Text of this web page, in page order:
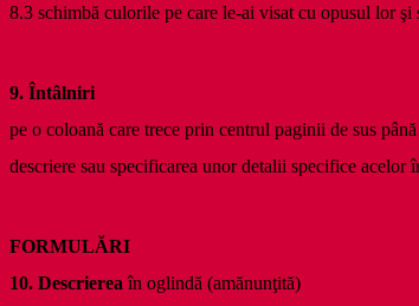
8.3 schimbă culorile pe care le-ai visat cu opusul lor
9. Întâlniri
pe o coloană care trece prin centrul paginii de sus
descriere sau specificarea unor detalii specifice acelor
FORMULĂRI
10. Descrierea în oglindă (amănunţită)